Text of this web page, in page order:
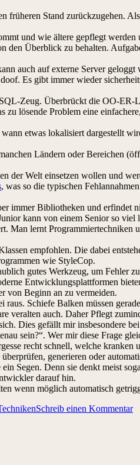
Stand zurückzugehen.
und wie ältere gepflegt
den Überblick zu behalten.
auch auf externe Server geloggt
Es gibt immer wieder
Zeug. Überbrückt die OO-
lösende Problem eine
etwas lokalisiert dargestellt
Ländern oder Bereichen
der Welt einsetzen wollen und
, was so die typischen
immer Bibliotheken und erfindet
kann von einem Senior so
Man lernt
empfohlen. Die dabei
wie StyleCop.
gutes Werkzeug, um Fehler
Entwicklungsplattformen
von Beginn an zu vermeiden.
Schiefe Balken müssen
veralten auch. Daher Pflegt
Dies gefällt mir insbesondere
sein?“. Wer mir diese Frage
recht schnell, welche kranken
generieren oder
Segen. Denn sie denkt meist
darauf hin.
wenn möglich automatisch
Schreib einen Kommentar